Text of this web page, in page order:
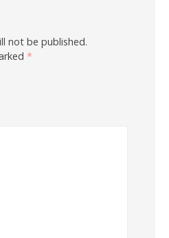
not be published.
*